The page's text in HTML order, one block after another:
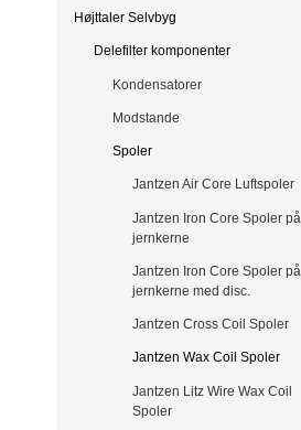
Højttaler Selvbyg
Delefilter komponenter
Kondensatorer
Modstande
Spoler
Jantzen Air Core Luftspoler
Jantzen Iron Core Spoler på
jernkerne
Jantzen Iron Core Spoler på
jernkerne med disc.
Jantzen Cross Coil Spoler
Jantzen Wax Coil Spoler
Jantzen Litz Wire Wax Coil
Spoler